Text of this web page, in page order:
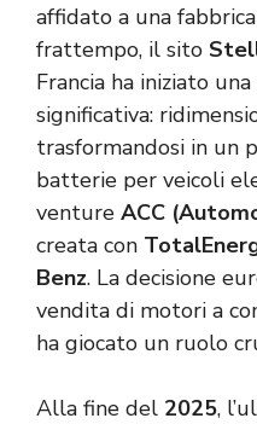
affidato a una fabbrica
frattempo, il sito
Francia ha iniziato
significativa:
trasformandosi in un
batterie per veicoli
venture ACC
creata con
Benz. La decisione
vendita di motori a
ha giocato un ruolo
Alla fine del 2025,